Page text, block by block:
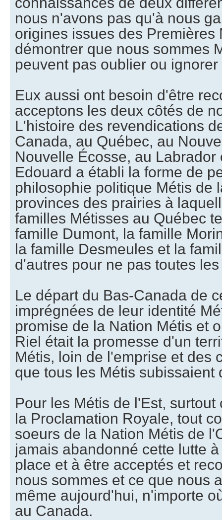
nous n'avons pas qu'à nous
origines issues des Premières
démontrer que nous sommes
peuvent pas oublier ou
Eux aussi ont besoin d'être
acceptons les deux côtés de
L'histoire des revendications
Canada, au Québec, au
Nouvelle Écosse, au Labrador
Edouard a établi la forme de
philosophie politique Métis de
provinces des prairies à
familles Métisses au Québec
famille Dumont, la famille
la famille Desmeules et la
d'autres pour ne pas toutes
Le départ du Bas-Canada de
imprégnées de leur identité
promise de la Nation Métis et
Riel était la promesse d'un
Métis, loin de l'emprise et des
que tous les Métis subissaient
Pour les Métis de l'Est,
la Proclamation Royale, tout
soeurs de la Nation Métis de
jamais abandonné cette lutte
place et à être acceptés et
nous sommes et ce que nous
même aujourd'hui, n'importe
au Canada.